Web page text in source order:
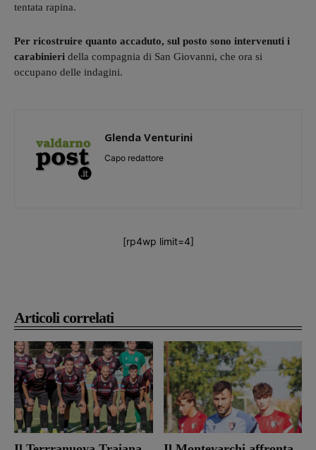
Articoli correlati
tentata rapina.
Per ricostruire quanto accaduto, sul posto sono intervenuti i
carabinieri della compagnia di San Giovanni, che ora si
occupano delle indagini.
Glenda Venturini
Capo redattore
[rp4wp limit=4]